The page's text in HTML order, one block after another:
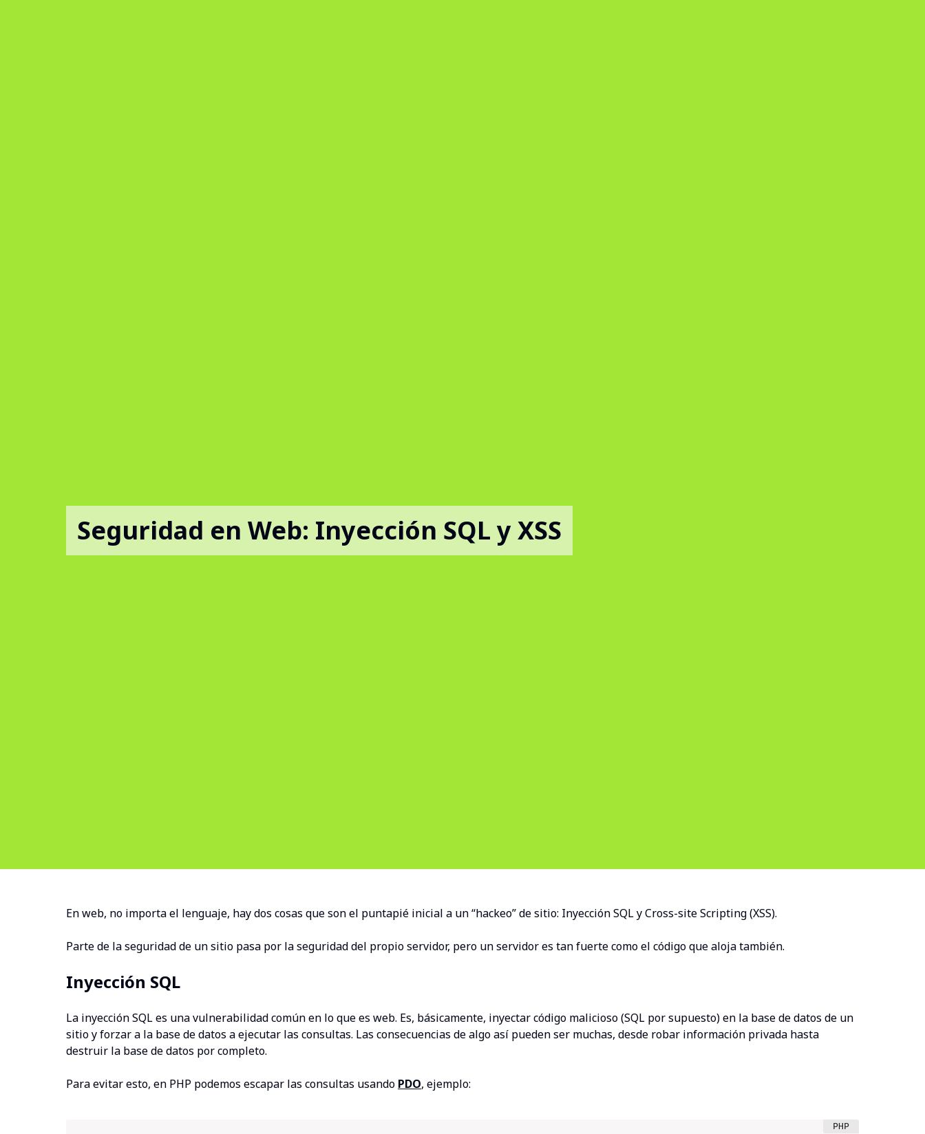
Seguridad en Web: Inyección SQL y XSS
En web, no importa el lenguaje, hay dos cosas que son el puntapié inicial a un “hackeo” de sitio: Inyección SQL y Cross-site Scripting (XSS).
Parte de la seguridad de un sitio pasa por la seguridad del propio servidor, pero un servidor es tan fuerte como el código que aloja también.
Inyección SQL
La inyección SQL es una vulnerabilidad común en lo que es web. Es, básicamente, inyectar código malicioso (SQL por supuesto) en la base de datos de un
sitio y forzar a la base de datos a ejecutar las consultas. Las consecuencias de algo así pueden ser muchas, desde robar información privada hasta
destruir la base de datos por completo.
Para evitar esto, en PHP podemos escapar las consultas usando PDO, ejemplo: